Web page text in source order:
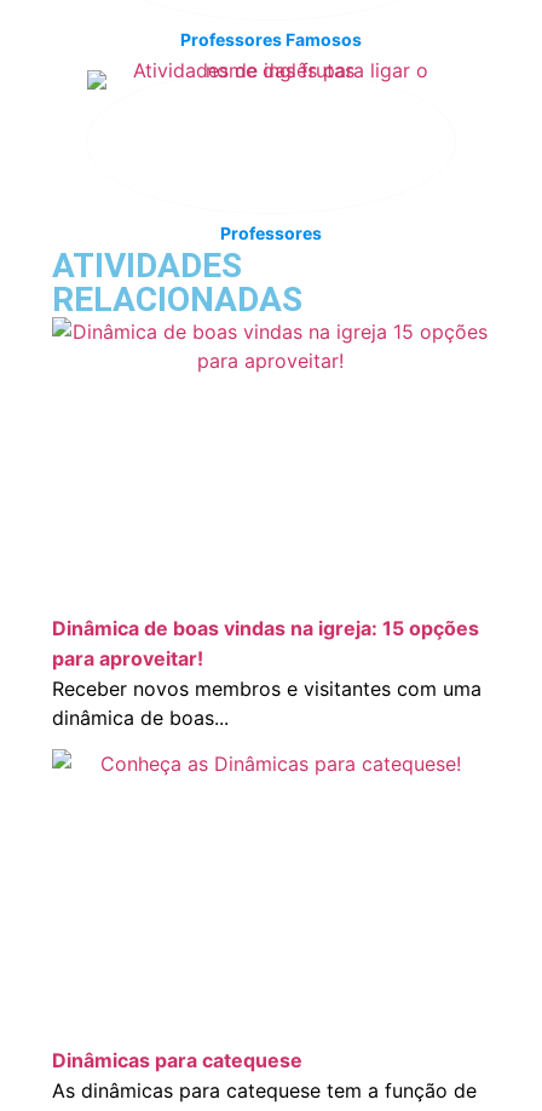
Professores Famosos
Professores
ATIVIDADES
RELACIONADAS
Dinâmica de boas vindas na igreja: 15 opções
para aproveitar!
Receber novos membros e visitantes com uma
dinâmica de boas...
Dinâmicas para catequese
As dinâmicas para catequese tem a função de